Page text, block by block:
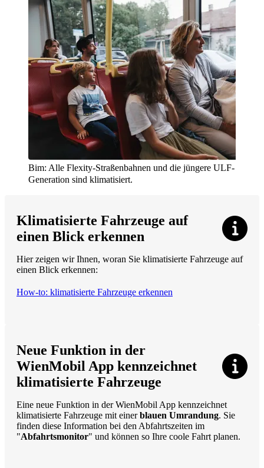
Bim: Alle Flexity-Straßenbahnen und die jüngere ULF-
Generation sind klimatisiert.
Klimatisierte Fahrzeuge auf
einen Blick erkennen
Hier zeigen wir Ihnen, woran Sie klimatisierte Fahrzeuge auf
einen Blick erkennen:
How-to: klimatisierte Fahrzeuge erkennen
Neue Funktion in der
WienMobil App kennzeichnet
klimatisierte Fahrzeuge
Eine neue Funktion in der WienMobil App kennzeichnet
klimatisierte Fahrzeuge mit einerblauen Umrandung. Sie
finden diese Information bei den Abfahrtszeiten im
"Abfahrtsmonitor" und können so Ihre coole Fahrt planen.